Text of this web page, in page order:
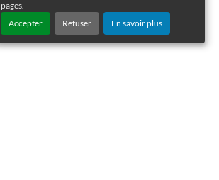
pages.
Accepter
Refuser En savoir plus